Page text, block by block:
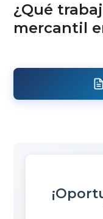
¿Qué
mercantil